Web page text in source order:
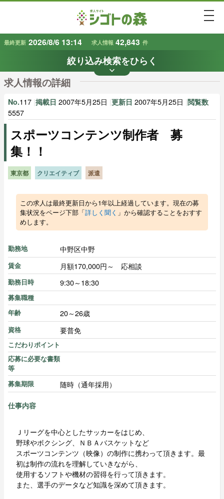
最終更新 2026/8/6 13:14 求人情報 42,843 件
絞り込み検索をひらく
keyboard_arrow_down
条件から探す
地域で探す 業種 で探す
雇用形態で探す 賃金 で探す
キーワードで探す
求人情報の詳細
No.117 掲載日 2007年5月25日 更新日 2007年5月25日 閲覧数
5557
スポーツコンテンツ制作者 募
集！！
東京都 クリエイティブ 派遣
この求人は最終更新日から1年以上経過しています。現在の募
集状況をページ下部「詳しく聞く 」から確認することをおすす
めします。
勤務地 中野区中野
賃金 月額170,000円～ 応相談
勤務日時 9:30～18:30
募集職種
年齢
20～26歳
資格 要普免
こだわりポイント
応募に必要な書類
等
募集期限
随時（通年採用）
仕事内容
Ｊリーグを中心としたサッカーをはじめ、
野球やボクシング、ＮＢＡバスケットなど
スポーツコンテンツ（映像）の制作に携わって頂きます。最
初は制作の流れを理解していきながら、
使用するソフトや機材の習得を行って頂きます。
また、選手のデータなど知識を深めて頂きます。